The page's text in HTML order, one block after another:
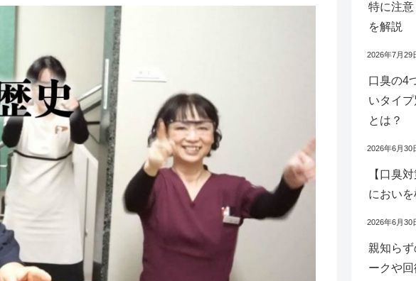
特に注
を解説
2026年7月29
口臭の4
いタイ
とは？
2026年6月30
【口臭
におい
2026年6月30
親知ら
ークや